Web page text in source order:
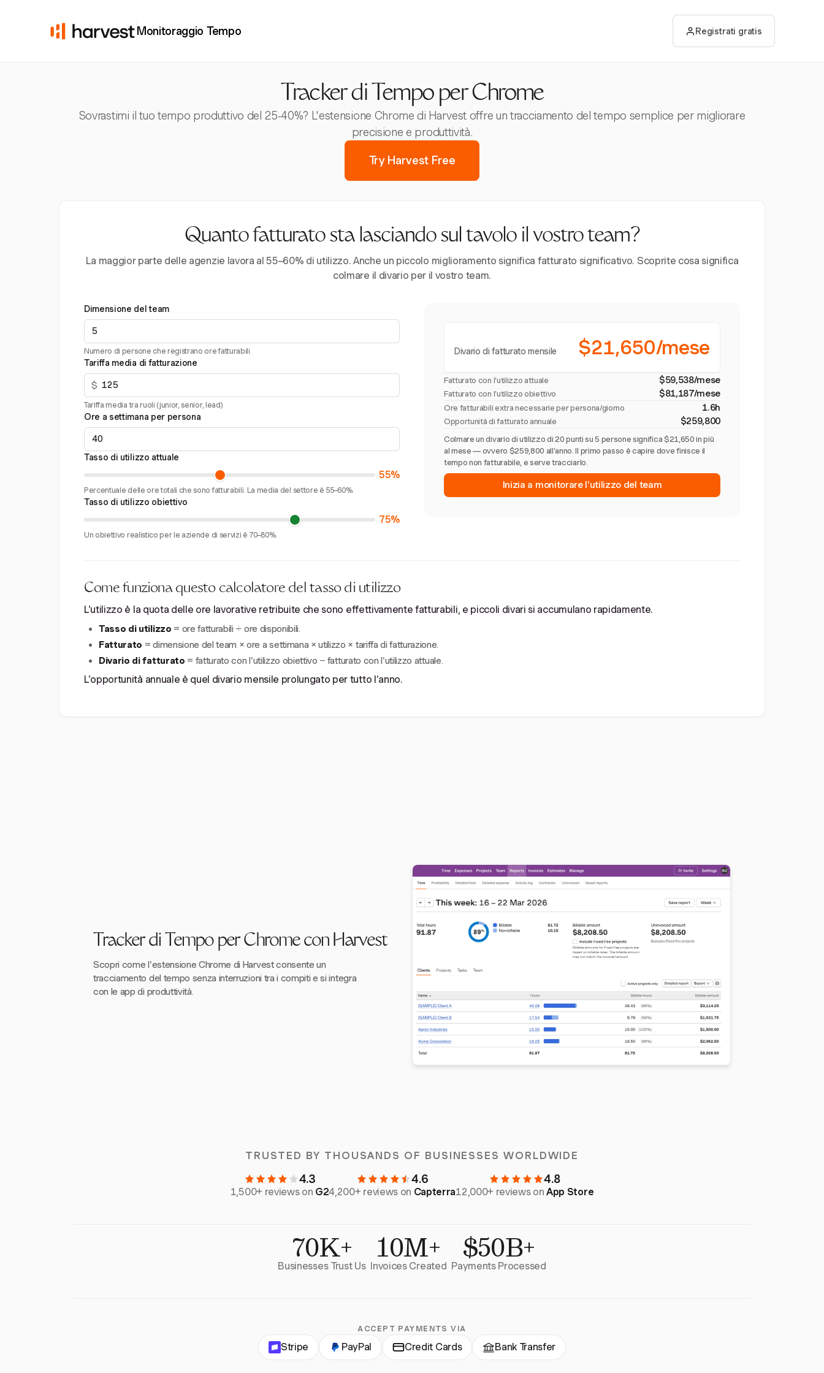
Monitoraggio Tempo Registrati gratis
Tracker di Tempo per Chrome
Sovrastimi il tuo tempo produttivo del 25-40%? L'estensione Chrome di Harvest offre un tracciamento del tempo semplice per migliorare
precisione e produttività.
Try Harvest Free
Quanto fatturato sta lasciando sul tavolo il vostro team?
La maggior parte delle agenzie lavora al 55–60% di utilizzo. Anche un piccolo miglioramento significa fatturato significativo. Scoprite cosa significa
colmare il divario per il vostro team.
Dimensione del team
Numero di persone che registrano ore fatturabili
Tariffa media di fatturazione
$
Tariffa media tra ruoli (junior, senior, lead)
Ore a settimana per persona
Tasso di utilizzo attuale
55%
Percentuale delle ore totali che sono fatturabili. La media del settore è 55–60%.
Tasso di utilizzo obiettivo
75%
Un obiettivo realistico per le aziende di servizi è 70–80%.
Divario di fatturato mensile $21,650/mese
Fatturato con l'utilizzo attuale $59,538/mese
Fatturato con l'utilizzo obiettivo $81,187/mese
Ore fatturabili extra necessarie per persona/giorno 1.6h
Opportunità di fatturato annuale $259,800
Colmare un divario di utilizzo di 20 punti su 5 persone significa $21,650 in più
al mese — ovvero $259,800 all'anno. Il primo passo è capire dove finisce il
tempo non fatturabile, e serve tracciarlo.
Inizia a monitorare l'utilizzo del team
Come funziona questo calcolatore del tasso di utilizzo
L'utilizzo è la quota delle ore lavorative retribuite che sono effettivamente fatturabili, e piccoli divari si accumulano rapidamente.
Tasso di utilizzo = ore fatturabili ÷ ore disponibili.
Fatturato = dimensione del team × ore a settimana × utilizzo × tariffa di fatturazione.
Divario di fatturato = fatturato con l'utilizzo obiettivo − fatturato con l'utilizzo attuale.
L'opportunità annuale è quel divario mensile prolungato per tutto l'anno.
Tracker di Tempo per Chrome con Harvest
Scopri come l'estensione Chrome di Harvest consente un
tracciamento del tempo senza interruzioni tra i compiti e si integra
con le app di produttività.
TRUSTED BY THOUSANDS OF BUSINESSES WORLDWIDE
4.3
1,500+ reviews on G2
4.6
4,200+ reviews on Capterra
4.8
12,000+ reviews onApp Store
70K+
Businesses Trust Us 10M+
Invoices Created $50B+
Payments Processed
ACCEPT PAYMENTS VIA
Stripe PayPal Credit Cards Bank Transfer